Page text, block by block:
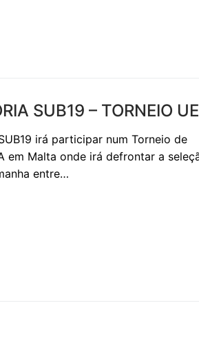
SUB19 – TORNEIO
irá participar num Torneio de
em Malta onde irá defrontar a
entre…